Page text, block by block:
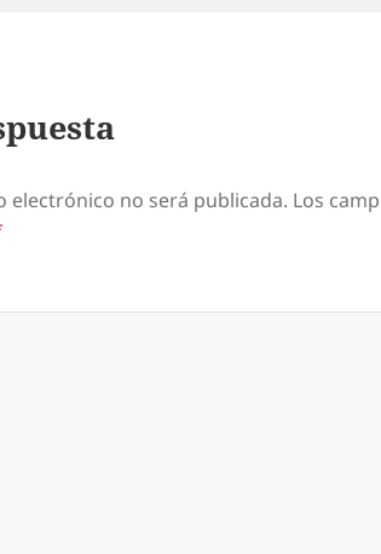
electrónico no será publicada. Los